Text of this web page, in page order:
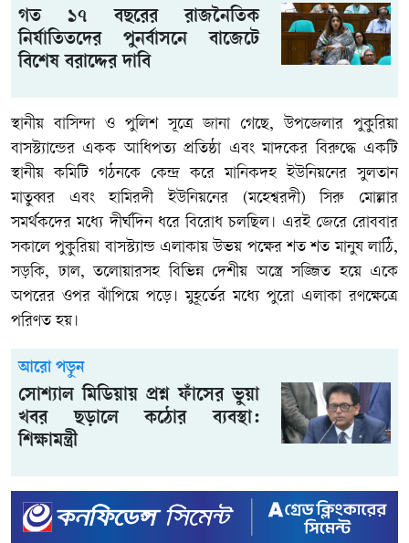
গত ১৭ বছরের রাজনৈতিক
নির্যাতিতদের পুনর্বাসনে বাজেটে
বিশেষ বরাদ্দের দাবি
স্থানীয় বাসিন্দা ও পুলিশ সূত্রে জানা গেছে, উপজেলার পুকুরিয়া
বাসস্ট্যান্ডের একক আধিপত্য প্রতিষ্ঠা এবং মাদকের বিরুদ্ধে একটি
স্থানীয় কমিটি গঠনকে কেন্দ্র করে মানিকদহ ইউনিয়নের সুলতান
মাতুব্বর এবং হামিরদী ইউনিয়নের (মহেশ্বরদী) সিরু মোল্লার
সমর্থকদের মধ্যে দীর্ঘদিন ধরে বিরোধ চলছিল। এরই জেরে রোববার
সকালে পুকুরিয়া বাসস্ট্যান্ড এলাকায় উভয় পক্ষের শত শত মানুষ লাঠি,
সড়কি, ঢাল, তলোয়ারসহ বিভিন্ন দেশীয় অস্ত্রে সজ্জিত হয়ে একে
অপরের ওপর ঝাঁপিয়ে পড়ে। মুহূর্তের মধ্যে পুরো এলাকা রণক্ষেত্রে
পরিণত হয়।
আরো পড়ুন
সোশ্যাল মিডিয়ায় প্রশ্ন ফাঁসের ভুয়া
খবর ছড়ালে কঠোর ব্যবস্থা:
শিক্ষামন্ত্রী